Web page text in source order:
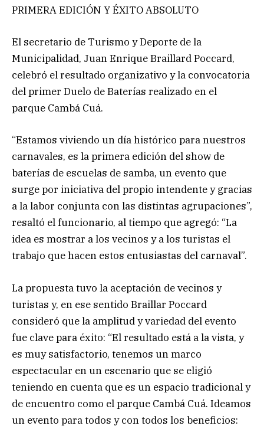
PRIMERA EDICIÓN Y ÉXITO ABSOLUTO
El secretario de Turismo y Deporte de la
Municipalidad, Juan Enrique Braillard Poccard,
celebró el resultado organizativo y la convocatoria
del primer Duelo de Baterías realizado en el
parque Cambá Cuá.
“Estamos viviendo un día histórico para nuestros
carnavales, es la primera edición del show de
baterías de escuelas de samba, un evento que
surge por iniciativa del propio intendente y gracias
a la labor conjunta con las distintas agrupaciones”,
resaltó el funcionario, al tiempo que agregó: “La
idea es mostrar a los vecinos y a los turistas el
trabajo que hacen estos entusiastas del carnaval”.
La propuesta tuvo la aceptación de vecinos y
turistas y, en ese sentido Braillar Poccard
consideró que la amplitud y variedad del evento
fue clave para éxito: “El resultado está a la vista, y
es muy satisfactorio, tenemos un marco
espectacular en un escenario que se eligió
teniendo en cuenta que es un espacio tradicional y
de encuentro como el parque Cambá Cuá. Ideamos
un evento para todos y con todos los beneficios: